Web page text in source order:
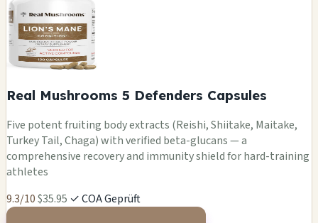
Real Mushrooms 5 Defenders Capsules
Five potent fruiting body extracts (Reishi, Shiitake, Maitake,
Turkey Tail, Chaga) with verified beta-glucans — a
comprehensive recovery and immunity shield for hard-training
athletes
9.3/10$35.95 ✓ COA Geprüft